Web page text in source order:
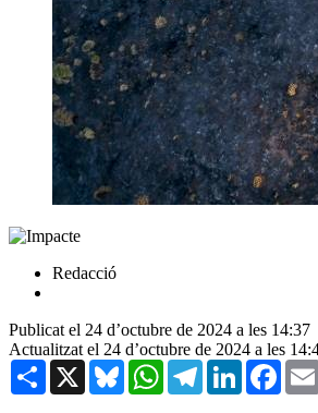
Redacció
Publicat el 24 d’octubre de 2024 a les 14:37
Actualitzat el 24 d’octubre de 2024 a les
Share X BlueskyWhatsAppTelegramLinkedIn